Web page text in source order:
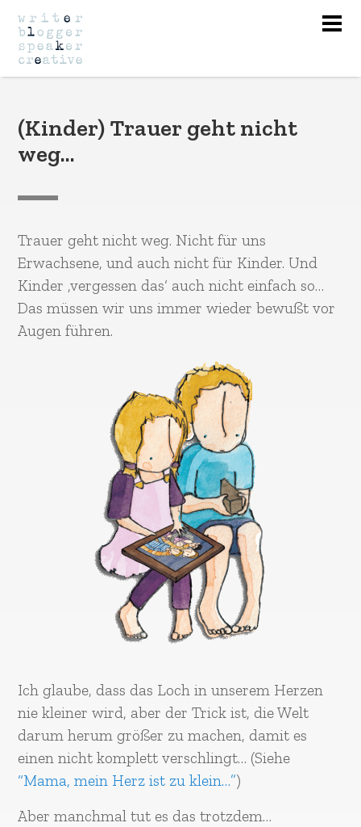
(Kinder) Trauer geht nicht
weg…
Trauer geht nicht weg. Nicht für uns
Erwachsene, und auch nicht für Kinder. Und
Kinder ‚vergessen das‘ auch nicht einfach so…
Das müssen wir uns immer wieder bewußt vor
Augen führen.
Ich glaube, dass das Loch in unserem Herzen
nie kleiner wird, aber der Trick ist, die Welt
darum herum größer zu machen, damit es
einen nicht komplett verschlingt… (Siehe
“Mama, mein Herz ist zu klein…”)
Aber manchmal tut es das trotzdem…